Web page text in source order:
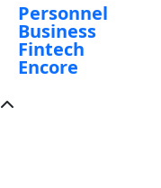
Personnel
Business
Fintech
Encore